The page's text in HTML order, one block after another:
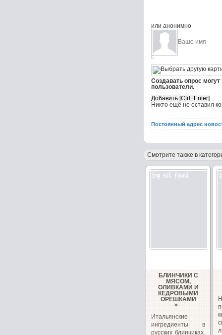
или анонимно
Создавать опрос
пользователи.
Никто ещё не оставил
Постоянный адрес
Смотрите также в
БЛИНЧИКИ С
МЯСОМ,
ОЛИВКАМИ И
КЕДРОВЫМИ
ОРЕШКАМИ
Итальянские
ингредиенты в
русских блинчиках.